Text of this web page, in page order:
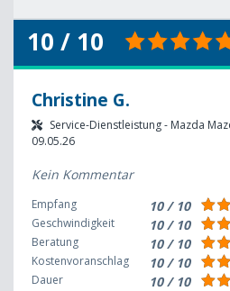
10 / 10
Christine G.
Service-Dienstleistung - Mazda
09.05.26
Kein Kommentar
Empfang 10 / 10
Geschwindigkeit 10 / 10
Beratung 10 / 10
Kostenvoranschlag 10 / 10
Dauer 10 / 10